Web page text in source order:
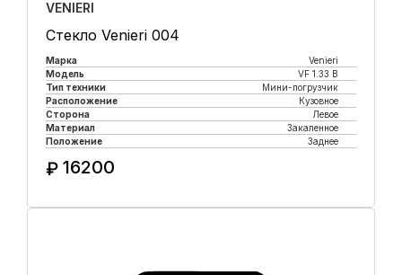
VENIERI
Стекло Venieri 004
Марка
Venieri
Модель
VF 1.33 B
Тип техники
Мини-погрузчик
Расположение
Кузовное
Сторона
Левое
Материал
Закаленное
Положение
Заднее
₽ 16200